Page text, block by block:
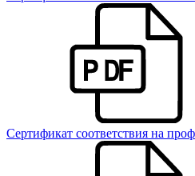
Сертификат соответствия на